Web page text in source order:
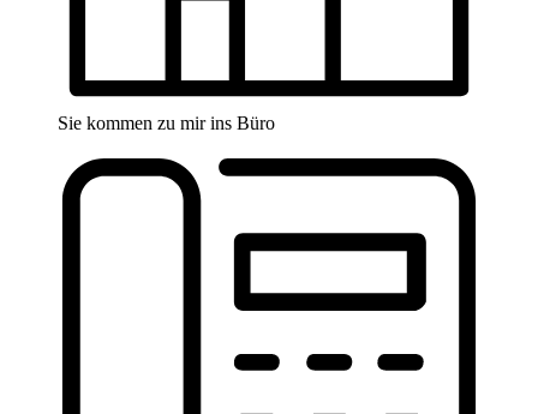
Sie kommen zu mir ins Büro